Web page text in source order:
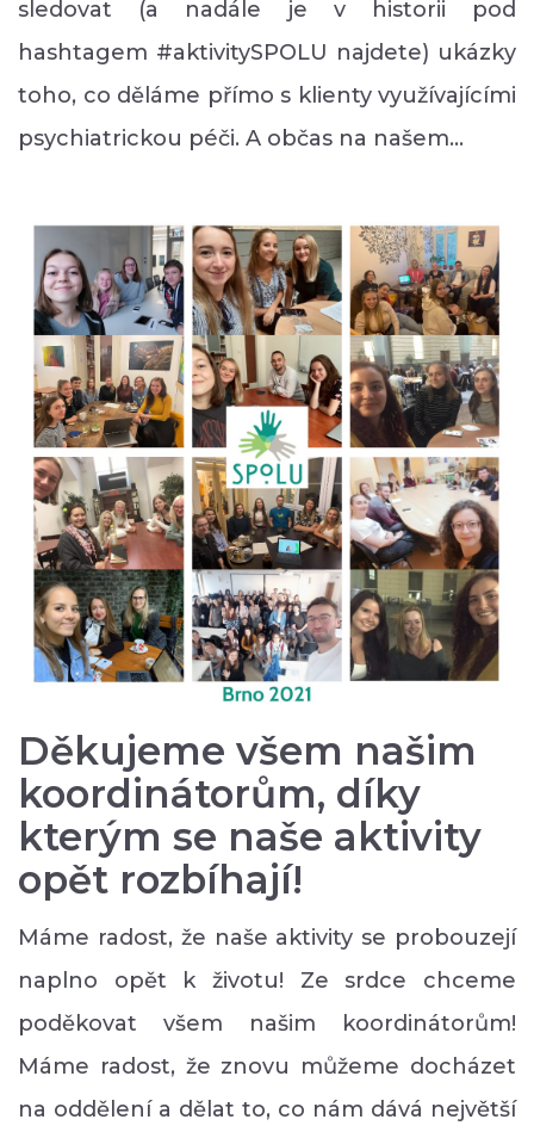
sledovat (a nadále je v historii pod
hashtagem #aktivitySPOLU najdete) ukázky
toho, co děláme přímo s klienty využívajícími
psychiatrickou péči. A občas na našem…
Děkujeme všem našim
koordinátorům, díky
kterým se naše aktivity
opět rozbíhají!
Máme radost, že naše aktivity se probouzejí
naplno opět k životu! Ze srdce chceme
poděkovat všem našim koordinátorům!
Máme radost, že znovu můžeme docházet
na oddělení a dělat to, co nám dává největší